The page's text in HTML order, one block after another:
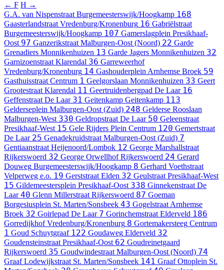
← F H →
G.A. van Nispenstraat Burgemeesterswijk/Hoogkamp 168
Gaasterlandstraat Vredenburg/Kronenburg 16 Gabriëlstraat
Burgemeesterswijk/Hoogkamp 107 Gamerslagplein Presikhaaf-
Oost 97 Ganzerikstraat Malburgen-Oost (Noord) 22 Garde
Grenadiers Monnikenhuizen 13 Garde Jagers Monnikenhuizen 32
Garnizoenstraat Klarendal 36 Garreweerhof
Vredenburg/Kronenburg 14 GashouderpleinArnhemse Broek 59
Gasthuisstraat Centrum 1 Geelgorslaan Monnikenhuizen 33 Geert
Grootestraat Klarendal 11 Geertruidenbergpad De Laar 16
Geffenstraat De Laar 31 Geitenkamp Geitenkamp 113
Gelderseplein Malburgen-Oost (Zuid) 248 Gelderse Rooslaan
Malburgen-West 330 Geldropstraat De Laar 50 Geleenstraat
Presikhaaf-West 15 Gele Rijders Plein Centrum 120 Gemertstraat
De Laar 25 Genadekruidstraat Malburgen-Oost (Zuid) 7
Gentiaanstraat Heijenoord/Lombok 12 George Marshallstraat
Rijkerswoerd 32 George Orwellhof Rijkerswoerd 24 Gerard
Douweg Burgemeesterswijk/Hoogkamp 8 Gerhard Voethstraat
Velperweg e.o. 19 Gerststraat Elden 32 Geulstraat Presikhaaf-West
15 Gildemeestersplein Presikhaaf-Oost 338 Ginnekenstraat De
Laar 40 Glenn Millerstraat Rijkerswoerd 87 Goeman
Borgesiusplein St. Marten/Sonsbeek 43 GogelstraatArnhemse
Broek 32 Goirlepad De Laar 7 Gorinchemstraat Elderveld 186
Gorredijkhof Vredenburg/Kronenburg 8 Gortemakersteeg Centrum
1 Goud Schuytgraaf 122 Goudaweg Elderveld 32
Goudensteinstraat Presikhaaf-Oost 62 Goudreinetgaard
Rijkerswoerd 35 Goudwindestraat Malburgen-Oost (Noord) 74
Graaf Lodewijkstraat St. Marten/Sonsbeek 141 Graaf Ottoplein St.